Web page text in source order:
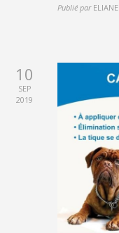
Publié par ELIANE
10
SEP
2019